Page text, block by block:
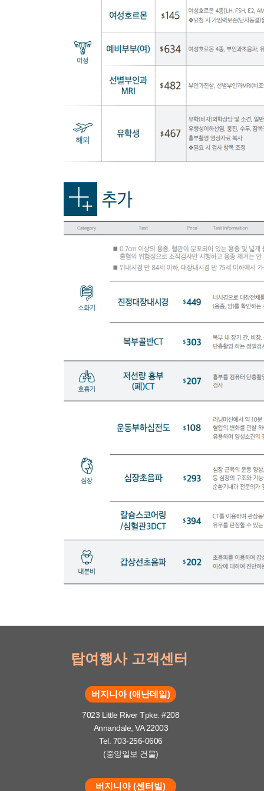
탑여행사 고객센터
버지니아 (애난데일)
7023 Little River Tpke. #208
Annandale, VA 22003
Tel. 703-256-0606
(중앙일보 건물)
버지니아 (센터빌)